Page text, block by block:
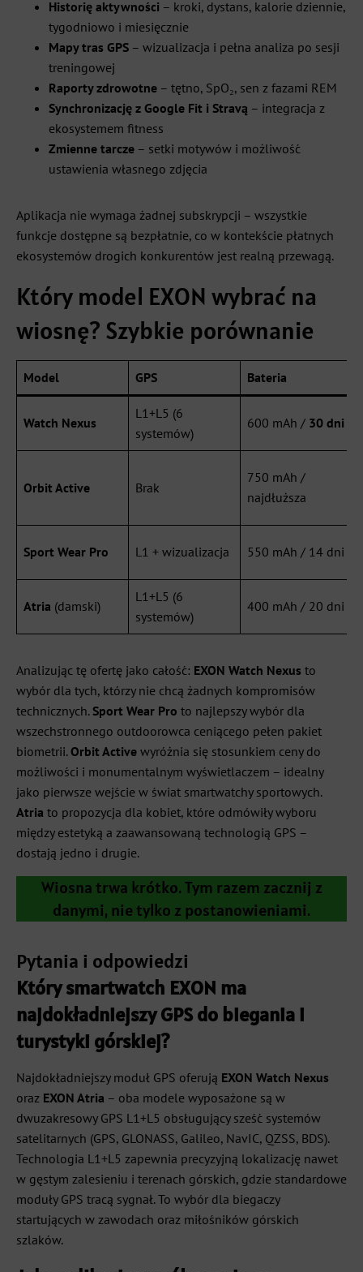
Historię aktywności – kroki, dystans, kalorie dziennie,
tygodniowo i miesięcznie
Mapy tras GPS – wizualizacja i pełna analiza po sesji
treningowej
Raporty zdrowotne – tętno, SpO₂, sen z fazami REM
Synchronizację z Google Fit i Stravą – integracja z
ekosystemem fitness
Zmienne tarcze – setki motywów i możliwość
ustawienia własnego zdjęcia
Aplikacja nie wymaga żadnej subskrypcji – wszystkie
funkcje dostępne są bezpłatnie, co w kontekście płatnych
ekosystemów drogich konkurentów jest realną przewagą.
Który model EXON wybrać na
wiosnę? Szybkie porównanie
Model GPS Bateria
Watch Nexus
L1+L5 (6
systemów)
600 mAh / 30 dni
Orbit Active Brak
750 mAh /
najdłuższa
Sport Wear Pro L1 + wizualizacja 550 mAh / 14 dni
Atria (damski)
L1+L5 (6
systemów)
400 mAh / 20 dni
Analizując tę ofertę jako całość: EXON Watch Nexus to
wybór dla tych, którzy nie chcą żadnych kompromisów
technicznych. Sport Wear Pro to najlepszy wybór dla
wszechstronnego outdoorowca ceniącego pełen pakiet
biometrii.Orbit Active wyróżnia się stosunkiem ceny do
możliwości i monumentalnym wyświetlaczem – idealny
jako pierwsze wejście w świat smartwatchy sportowych.
Atria to propozycja dla kobiet, które odmówiły wyboru
między estetyką a zaawansowaną technologią GPS –
dostają jedno i drugie.
Wiosna trwa krótko. Tym razem zacznij z
danymi, nie tylko z postanowieniami.
Pytania i odpowiedzi
Który smartwatch EXON ma
najdokładniejszy GPS do biegania i
turystyki górskiej?
Najdokładniejszy moduł GPS oferują EXON Watch Nexus
oraz EXON Atria – oba modele wyposażone są w
dwuzakresowy GPS L1+L5 obsługujący sześć systemów
satelitarnych (GPS, GLONASS, Galileo, NavIC, QZSS, BDS).
Technologia L1+L5 zapewnia precyzyjną lokalizację nawet
w gęstym zalesieniu i terenach górskich, gdzie standardowe
moduły GPS tracą sygnał. To wybór dla biegaczy
startujących w zawodach oraz miłośników górskich
szlaków.